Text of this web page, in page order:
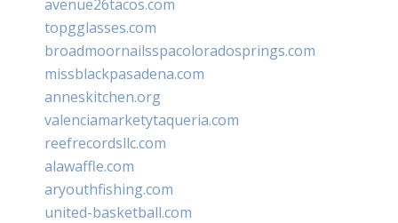
avenue26tacos.com
topgglasses.com
broadmoornailsspacoloradosprings.com
missblackpasadena.com
anneskitchen.org
valenciamarketytaqueria.com
reefrecordsllc.com
alawaffle.com
aryouthfishing.com
united-basketball.com